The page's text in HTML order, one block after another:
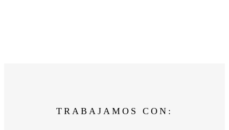
TRABAJAMOS CON: